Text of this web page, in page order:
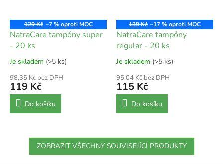
129 Kč –7 %
NatraCare tampóny super
- 20 ks
Je skladem (>5 ks)
98,35 Kč bez DPH
119 Kč
Do košíku
139 Kč –17 %
NatraCare tampóny
regular - 20 ks
Je skladem (>5 ks)
95,04 Kč bez DPH
115 Kč
Do košíku
ZOBRAZIT VŠECHNY SOUVISEJÍCÍ PRODUKTY